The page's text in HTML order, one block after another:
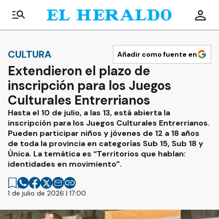
CULTURA Añadir como fuente en
Extendieron el plazo de
inscripción para los Juegos
Culturales Entrerrianos
Hasta el 10 de julio, a las 13, está abierta la
inscripción para los Juegos Culturales Entrerrianos.
Pueden participar niños y jóvenes de 12 a 18 años
de toda la provincia en categorías Sub 15, Sub 18 y
Única. La temática es “Territorios que hablan:
identidades en movimiento”.
1 de julio de 2026 | 17:00